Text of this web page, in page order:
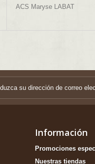
ACS Maryse LABAT
Información
Promociones
Nuestras tiendas